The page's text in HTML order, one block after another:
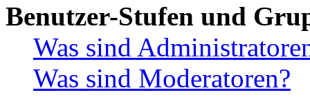
Benutzer-Stufen und
Was sind
Was sind Moderatoren?